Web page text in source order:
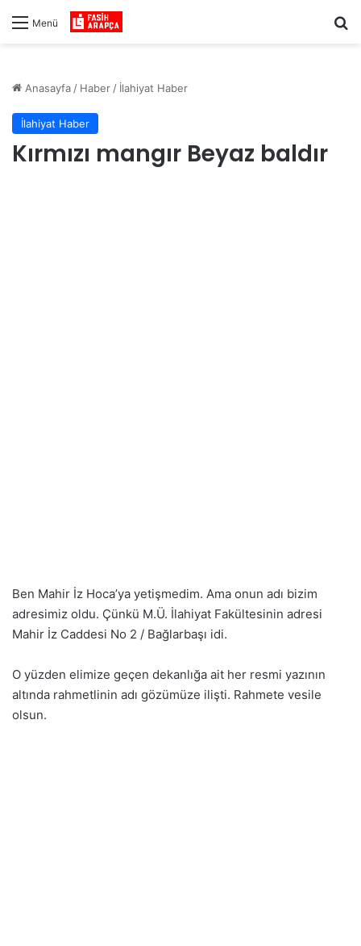
Menü
Anasayfa / Haber / İlahiyat Haber
İlahiyat Haber
Kırmızı mangır Beyaz baldır
Ben Mahir İz Hoca’ya yetişmedim. Ama onun adı bizim
adresimiz oldu. Çünkü M.Ü. İlahiyat Fakültesinin adresi
Mahir İz Caddesi No 2 / Bağlarbaşı idi.
O yüzden elimize geçen dekanlığa ait her resmi yazının
altında rahmetlinin adı gözümüze ilişti. Rahmete vesile
olsun.